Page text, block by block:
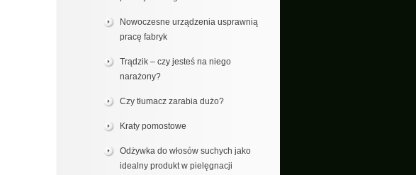
Nowoczesne urządzenia usprawnią
pracę fabryk
Trądzik – czy jesteś na niego
narażony?
Czy tłumacz zarabia dużo?
Kraty pomostowe
Odżywka do włosów suchych jako
idealny produkt w pielęgnacji